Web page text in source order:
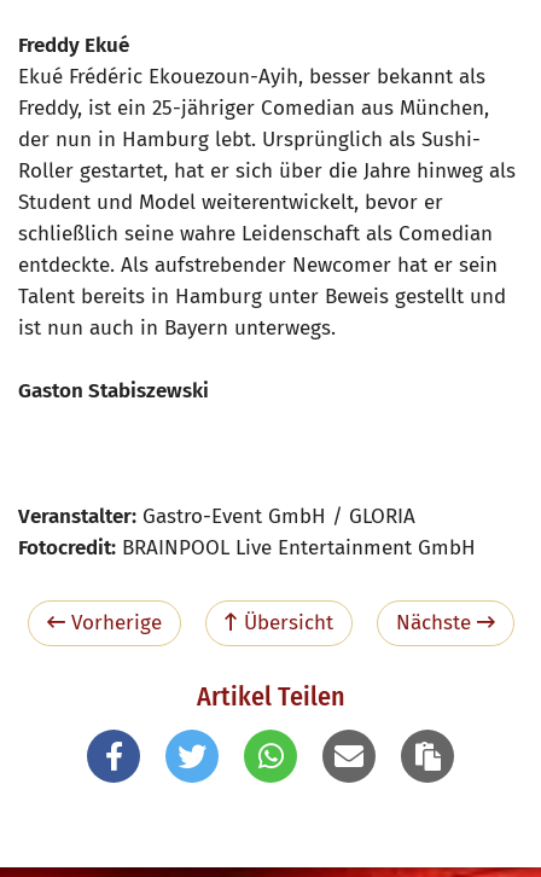
Freddy Ekué
Ekué Frédéric Ekouezoun-Ayih, besser bekannt als
Freddy, ist ein 25-jähriger Comedian aus München,
der nun in Hamburg lebt. Ursprünglich als Sushi-
Roller gestartet, hat er sich über die Jahre hinweg als
Student und Model weiterentwickelt, bevor er
schließlich seine wahre Leidenschaft als Comedian
entdeckte. Als aufstrebender Newcomer hat er sein
Talent bereits in Hamburg unter Beweis gestellt und
ist nun auch in Bayern unterwegs.
Gaston Stabiszewski
Veranstalter: Gastro-Event GmbH / GLORIA
Fotocredit: BRAINPOOL Live Entertainment GmbH
Vorherige Übersicht Nächste
Artikel Teilen